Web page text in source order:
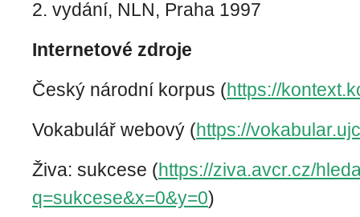
2. vydání, NLN, Praha 1997
Internetové zdroje
Český národní korpus (https://
Vokabulář webový (https://
Živa: sukcese (https://ziva.avcr.cz/
q=sukcese&x=0&y=0)